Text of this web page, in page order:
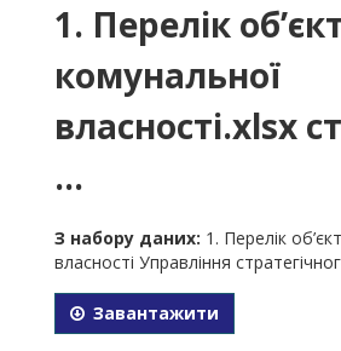
1. Перелік
комунальної
власності.xlsx
...
З набору даних: 1. Перелік
власності Управління
Завантажити